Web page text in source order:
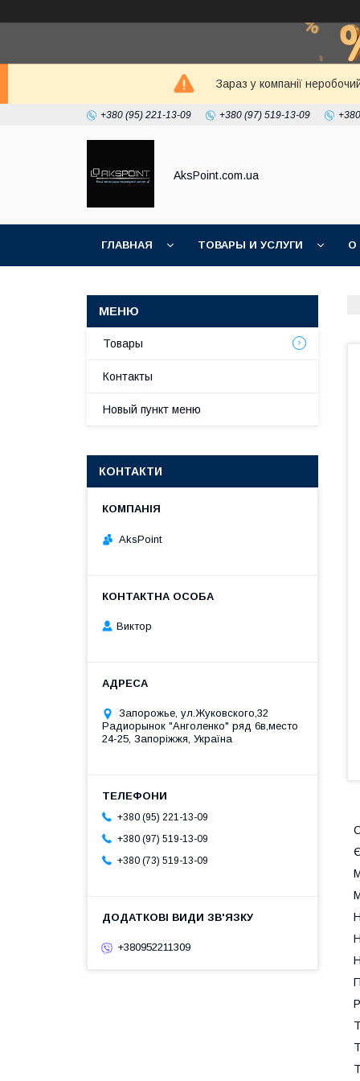
Зараз у компанії
+380 (95) 221-13-09 +380 (97) 519-13-09
AksPoint.com.ua
ГЛАВНАЯ ТОВАРЫ И УСЛУГИ О
Товары
Контакты
Новый пункт меню
КОНТАКТИ
AksPoint
Виктор
Запорожье, ул.Жуковского,32
Радиорынок "Анголенко" ряд 6в,место
24-25, Запоріжжя, Україна
+380 (95) 221-13-09
+380 (97) 519-13-09
+380 (73) 519-13-09
+380952211309